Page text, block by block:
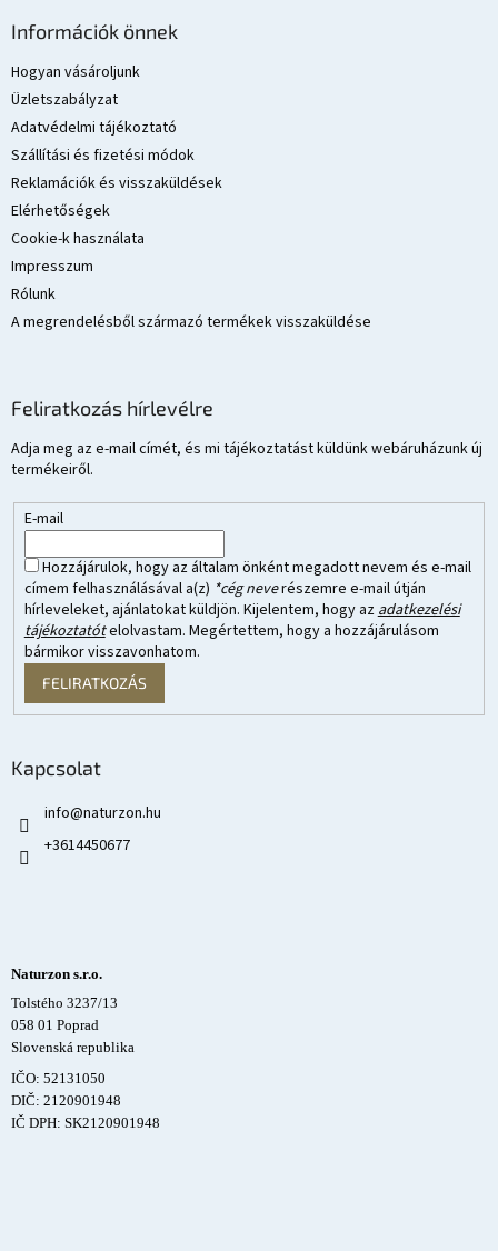
Információk önnek
Hogyan vásároljunk
Üzletszabályzat
Adatvédelmi tájékoztató
Szállítási és fizetési módok
Reklamációk és visszaküldések
Elérhetőségek
Cookie-k használata
Impresszum
Rólunk
A megrendelésből származó termékek visszaküldése
Feliratkozás hírlevélre
Adja meg az e-mail címét, és mi tájékoztatást küldünk webáruházunk új
termékeiről.
E-mail
Hozzájárulok, hogy az általam önként megadott nevem és e-mail
címem felhasználásával a(z) *cég neverészemre e-mail útján
hírleveleket, ajánlatokat küldjön. Kijelentem, hogy az adatkezelési
tájékoztatótelolvastam. Megértettem, hogy a hozzájárulásom
bármikor visszavonhatom.
FELIRATKOZÁS
Kapcsolat
info@naturzon.hu
+3614450677
Naturzon s.r.o.
Tolstého 3237/13
058 01 Poprad
Slovenská republika
IČO: 52131050
DIČ: 2120901948
IČ DPH: SK2120901948